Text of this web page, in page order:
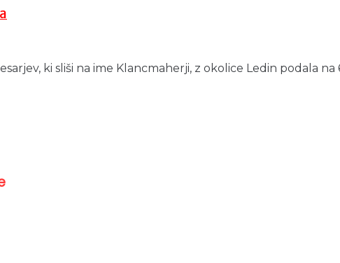
ki sliši na ime Klancmaherji, z okolice Ledin podala